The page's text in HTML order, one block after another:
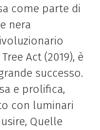
come parte di
nera
Act (2019), è
successo.
e prolifica,
con luminari
Quelle